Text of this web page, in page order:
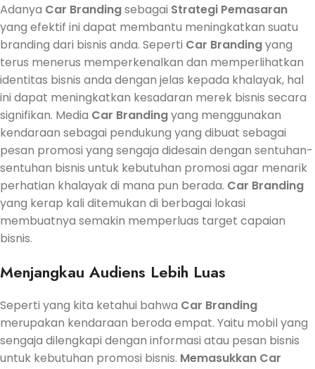
Adanya Car Brandingsebagai Strategi Pemasaran
yang efektif ini dapat membantu meningkatkan suatu
branding dari bisnis anda. Seperti Car Brandingyang
terus menerus memperkenalkan dan memperlihatkan
identitas bisnis anda dengan jelas kepada khalayak, hal
ini dapat meningkatkan kesadaran merek bisnis secara
signifikan. Media Car Brandingyang menggunakan
kendaraan sebagai pendukung yang dibuat sebagai
pesan promosi yang sengaja didesain dengan sentuhan-
sentuhan bisnis untuk kebutuhan promosi agar menarik
perhatian khalayak di mana pun berada. Car Branding
yang kerap kali ditemukan di berbagai lokasi
membuatnya semakin memperluas target capaian
bisnis.
Menjangkau Audiens Lebih Luas
Seperti yang kita ketahui bahwa Car Branding
merupakan kendaraan beroda empat. Yaitu mobil yang
sengaja dilengkapi dengan informasi atau pesan bisnis
untuk kebutuhan promosi bisnis. Memasukkan Car